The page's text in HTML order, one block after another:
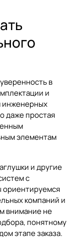
в
и
инженерных
даже простая
элементам
и другие
с
ориентируемся
компаний и
внимание не
понятному
этапе заказа.